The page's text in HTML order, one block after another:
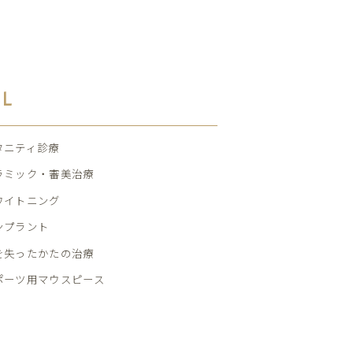
ニティ診療
ミック・審美治療
イトニング
プラント
失ったかたの治療
ーツ用マウスピース